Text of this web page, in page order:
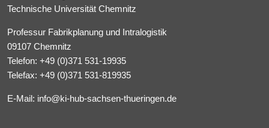
Technische Universität Chemnitz
Professur Fabrikplanung und Intralogistik
09107 Chemnitz
Telefon: +49 (0)371 531-19935
Telefax: +49 (0)371 531-819935
E-Mail: info@ki-hub-sachsen-thueringen.de